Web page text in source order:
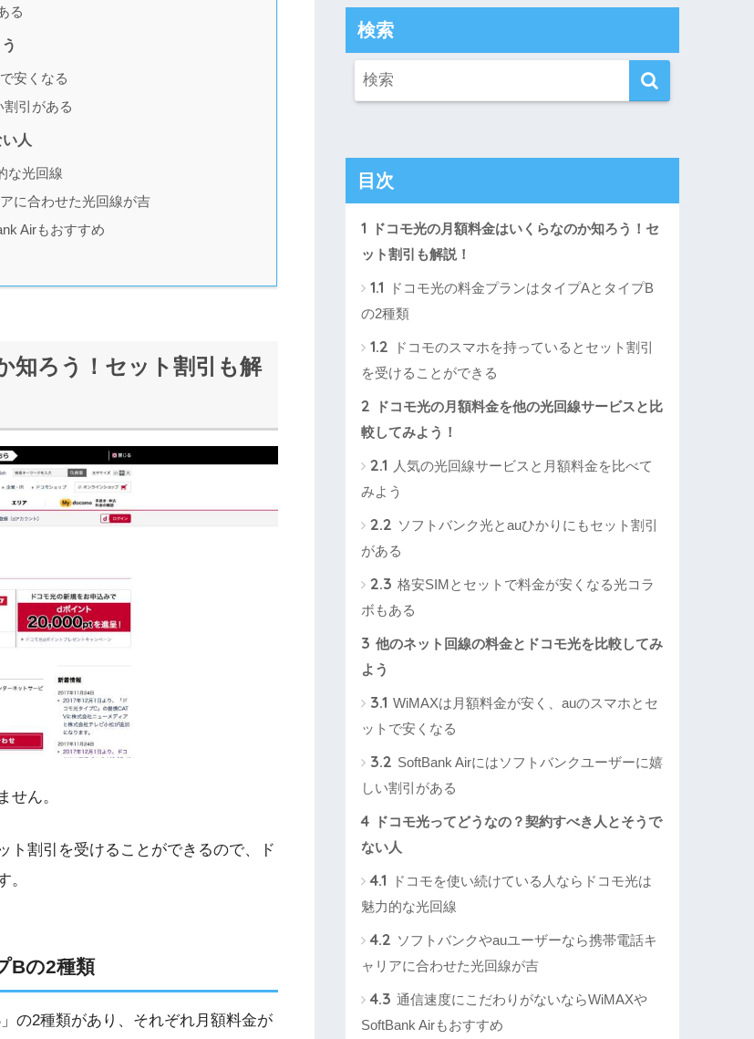
る
安くなる
引がある
人
な光回線
に合わせた光回線が吉
Airもおすすめ
知ろう！セット割引も解
せん。
ト割引を受けることができるので、ド
。
Bの2種類
」の2種類があり、それぞれ月額料金が
検索
目次
1
ドコモ光の月額料金はいくらなのか知ろう！セ
ット割引も解説！
1.1
ドコモ光の料金プランはタイプAとタイプB
の2種類
1.2
ドコモのスマホを持っているとセット割引
を受けることができる
2
ドコモ光の月額料金を他の光回線サービスと比
較してみよう！
2.1 人気の光回線サービスと月額料金を比べて
みよう
2.2 ソフトバンク光とauひかりにもセット割引
がある
2.3 格安SIMとセットで料金が安くなる光コラ
ボもある
3 他のネット回線の料金とドコモ光を比較してみ
よう
3.1 WiMAXは月額料金が安く、auのスマホとセ
ットで安くなる
3.2 SoftBank Airにはソフトバンクユーザーに嬉
しい割引がある
4
ドコモ光ってどうなの？契約すべき人とそうで
ない人
4.1
ドコモを使い続けている人ならドコモ光は
魅力的な光回線
4.2 ソフトバンクやauユーザーなら携帯電話キ
ャリアに合わせた光回線が吉
4.3 通信速度にこだわりがないならWiMAXや
SoftBank Airもおすすめ